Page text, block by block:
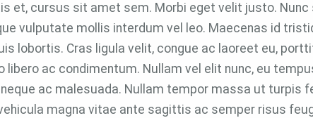
et, cursus sit amet sem. Morbi eget velit justo.
vulputate mollis interdum vel leo. Maecenas id
lobortis. Cras ligula velit, congue ac laoreet eu,
libero ac condimentum. Nullam vel elit nunc, eu
ac malesuada. Nullam tempor massa ut
magna vitae ante sagittis ac semper risus